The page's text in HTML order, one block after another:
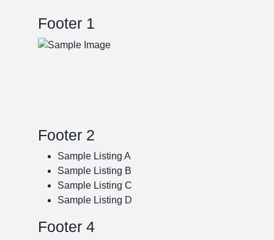
Footer 1
Footer 2
Sample Listing A
Sample Listing B
Sample Listing C
Sample Listing D
Footer 4